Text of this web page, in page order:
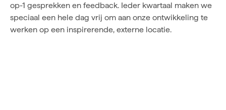
op-1 gesprekken en feedback. Ieder kwartaal maken we
speciaal een hele dag vrij om aan onze ontwikkeling te
werken op een inspirerende, externe locatie.